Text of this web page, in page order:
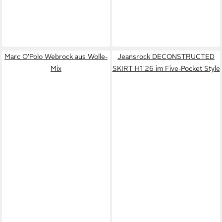
Marc O'Polo Webrock aus Wolle-
Mix
Jeansrock DECONSTRUCTED
SKIRT H1'26 im Five-Pocket Style